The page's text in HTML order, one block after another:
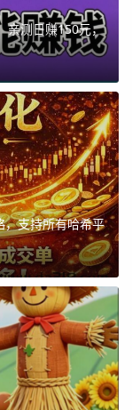
亲测日赚150元，
支持所有哈希平